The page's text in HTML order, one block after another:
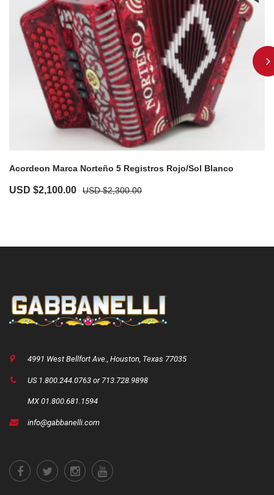
Acordeon Marca Norteño 5 Registros Rojo/Sol Blanco
USD $2,300.00
USD $2,100.00
4991 West Bellfort Ave., Houston, Texas 77035
US 1.800.244.0763 or 713.728.9898
MX 01.800.681.1594
info@gabbanelli.com